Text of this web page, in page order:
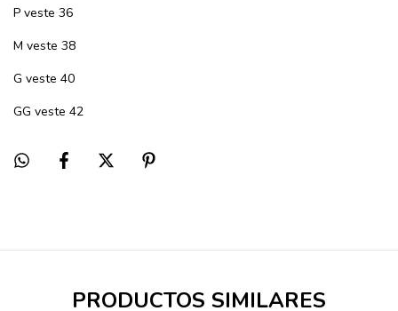
P veste 36
M veste 38
G veste 40
GG veste 42
PRODUCTOS SIMILARES